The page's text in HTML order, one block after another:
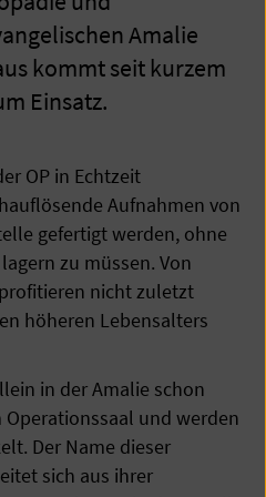
Amalie
kommt seit kurzem
Einsatz.
OP in Echtzeit
Aufnahmen von
gefertigt werden, ohne
zu müssen. Von
nicht zuletzt
höheren Lebensalters
in der Amalie schon
und werden
Der Name dieser
sich aus ihrer